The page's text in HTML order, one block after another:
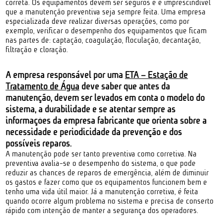
correta. Os equipamentos devem ser seguros e é imprescindível
que a manutenção preventiva seja sempre feita. Uma empresa
especializada deve realizar diversas operações, como por
exemplo, verificar o desempenho dos equipamentos que ficam
nas partes de: captação, coagulação, floculação, decantação,
filtração e cloração.
A empresa responsável por uma ETA – Estação de
Tratamento de Água deve saber que antes da
manutenção, devem ser levados em conta o modelo do
sistema, a durabilidade e se atentar sempre as
informações da empresa fabricante que orienta sobre a
necessidade e periodicidade da prevenção e dos
possíveis reparos.
A manutenção pode ser tanto preventiva como corretiva. Na
preventiva avalia-se o desempenho do sistema, o que pode
reduzir as chances de reparos de emergência, além de diminuir
os gastos e fazer como que os equipamentos funcionem bem e
tenho uma vida útil maior. Já a manutenção corretiva, é feita
quando ocorre algum problema no sistema e precisa de conserto
rápido com intenção de manter a segurança dos operadores.